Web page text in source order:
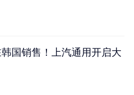
国销售！上汽通用开启大